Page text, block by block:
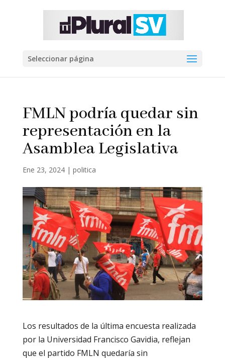
Seleccionar página
FMLN podría quedar sin
representación en la
Asamblea Legislativa
Ene 23, 2024| politica
Los resultados de la última encuesta realizada
por la Universidad Francisco Gavidia, reflejan
que el partido FMLN quedaría sin